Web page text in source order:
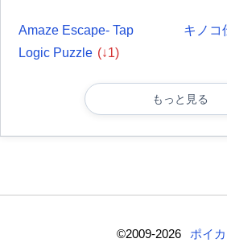
Amaze Escape- Tap
Logic Puzzle (↓1)
キノコ
もっと見る
©2009-2026 ポイ